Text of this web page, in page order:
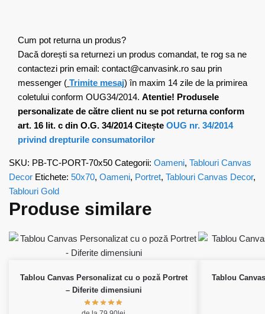
Cum pot returna un produs?
Dacă dorești sa returnezi un produs comandat, te rog sa ne
contactezi prin email: contact@canvasink.ro sau prin
messenger ( Trimite mesaj) în maxim 14 zile de la primirea
coletului conform OUG34/2014. Atentie! Produsele
personalizate de către client nu se pot returna conform
art. 16 lit. c din O.G. 34/2014 Citește OUG nr. 34/2014
privind drepturile consumatorilor
SKU: PB-TC-PORT-70x50 Categorii: Oameni, Tablouri Canvas
Decor Etichete: 50x70, Oameni, Portret, Tablouri Canvas Decor,
Tablouri Gold
Produse similare
Tablou Canvas Personalizat cu o poză Portret
– Diferite dimensiuni
Tablou